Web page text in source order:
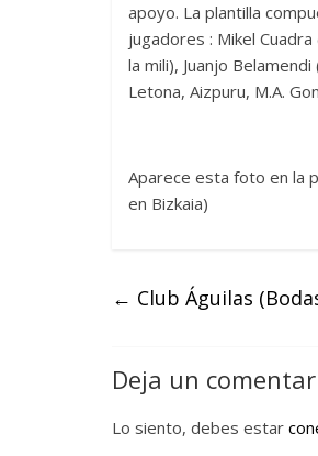
apoyo. La plantilla
jugadores : Mikel
la mili), Juanjo
Letona, Aizpuru, M.A.
Aparece esta foto en la
en Bizkaia)
← Club Águilas
Deja un
Lo siento, debes estar